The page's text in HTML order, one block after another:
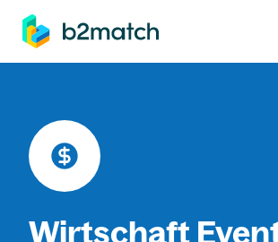
springen
Wirtschaft